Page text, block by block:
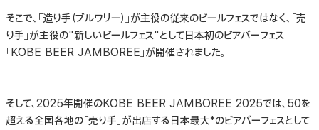
そこで、「造り手（ブルワリー）」が主役の従来のビールフェスではなく、「売
り手」が主役の"新しいビールフェス"として日本初のビアバーフェス
「KOBE BEER JAMBOREE」が開催されました。
そして、2025年開催のKOBE BEER JAMBOREE 2025では、50を
超える全国各地の「売り手」が出店する日本最大*のビアバーフェスとして